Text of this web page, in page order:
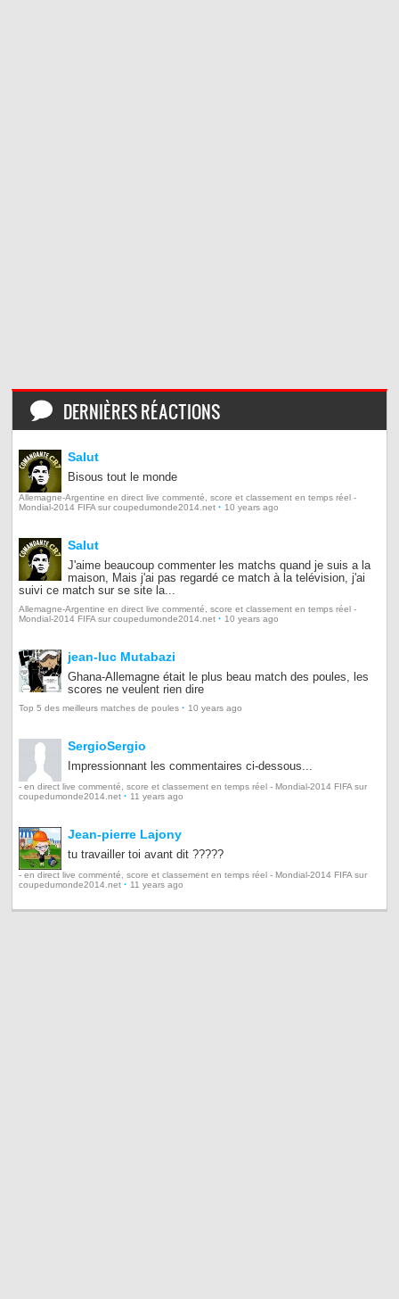
DERNIÈRES RÉACTIONS
Salut
Bisous tout le monde
Allemagne-Argentine en direct live commenté, score et classement en temps réel -
Mondial-2014 FIFA sur coupedumonde2014.net · 10 years ago
Salut
J'aime beaucoup commenter les matchs quand je suis a la
maison, Mais j'ai pas regardé ce match à la telévision, j'ai
suivi ce match sur se site la...
Allemagne-Argentine en direct live commenté, score et classement en temps réel -
Mondial-2014 FIFA sur coupedumonde2014.net · 10 years ago
jean-luc Mutabazi
Ghana-Allemagne était le plus beau match des poules, les
scores ne veulent rien dire
Top 5 des meilleurs matches de poules · 10 years ago
SergioSergio
Impressionnant les commentaires ci-dessous...
- en direct live commenté, score et classement en temps réel - Mondial-2014 FIFA sur
coupedumonde2014.net · 11 years ago
Jean-pierre Lajony
tu travailler toi avant dit ?????
- en direct live commenté, score et classement en temps réel - Mondial-2014 FIFA sur
coupedumonde2014.net · 11 years ago